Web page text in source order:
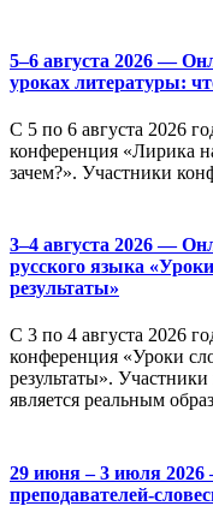
5–6 августа 2026 —
уроках литературы:
С 5 по 6 августа 2026
конференция «Лирика
зачем?». Участники
3–4 августа 2026 —
русского языка
результаты»
С 3 по 4 августа 2026
конференция «Уроки
результаты».
является реальным
29 июня – 3 июля 2026
преподавателей-